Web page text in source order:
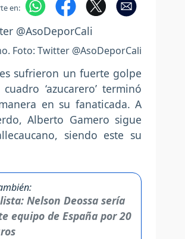
en:
Foto: Twitter @AsoDeporCali
sufrieron un fuerte golpe
‘azucarero’ terminó
en su fanaticada. A
Alberto Gamero sigue
siendo este su
Nelson Deossa sería
equipo de España por 20